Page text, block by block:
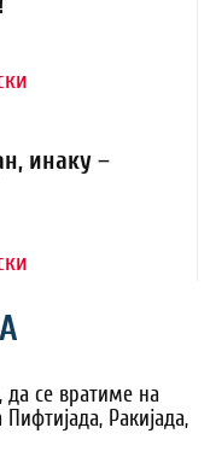
инаку –
се вратиме на
Пифтијада, Ракијада,